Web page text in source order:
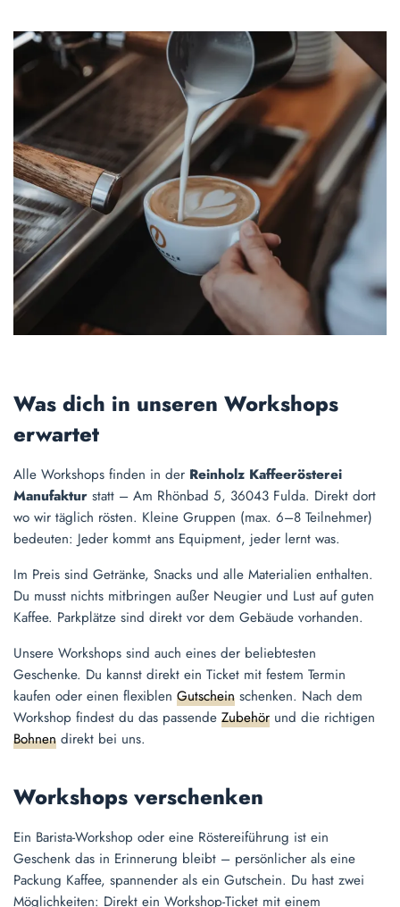
Was dich in unseren Workshops
erwartet
Alle Workshops finden in der Reinholz Kaffeerösterei
Manufaktur statt – Am Rhönbad 5, 36043 Fulda. Direkt dort
wo wir täglich rösten. Kleine Gruppen (max. 6–8 Teilnehmer)
bedeuten: Jeder kommt ans Equipment, jeder lernt was.
Im Preis sind Getränke, Snacks und alle Materialien enthalten.
Du musst nichts mitbringen außer Neugier und Lust auf guten
Kaffee. Parkplätze sind direkt vor dem Gebäude vorhanden.
Unsere Workshops sind auch eines der beliebtesten
Geschenke. Du kannst direkt ein Ticket mit festem Termin
kaufen oder einen flexiblen Gutschein schenken. Nach dem
Workshop findest du das passende Zubehör und die richtigen
Bohnen direkt bei uns.
Workshops verschenken
Ein Barista-Workshop oder eine Röstereiführung ist ein
Geschenk das in Erinnerung bleibt – persönlicher als eine
Packung Kaffee, spannender als ein Gutschein. Du hast zwei
Möglichkeiten: Direkt ein Workshop-Ticket mit einem